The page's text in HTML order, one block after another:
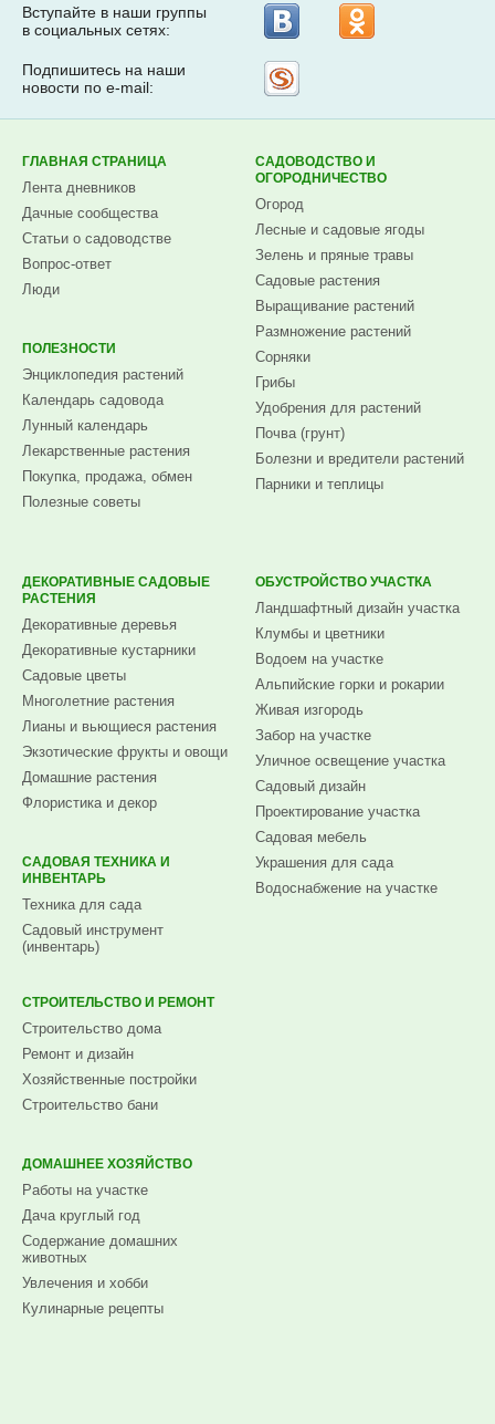
Вступайте в наши группы
в социальных сетях:
Подпишитесь на наши
новости по e-mail:
ГЛАВНАЯ СТРАНИЦА
Лента дневников
Дачные сообщества
Статьи о садоводстве
Вопрос-ответ
Люди
ПОЛЕЗНОСТИ
Энциклопедия растений
Календарь садовода
Лунный календарь
Лекарственные растения
Покупка, продажа, обмен
Полезные советы
САДОВОДСТВО И
ОГОРОДНИЧЕСТВО
Огород
Лесные и садовые ягоды
Зелень и пряные травы
Садовые растения
Выращивание растений
Размножение растений
Сорняки
Грибы
Удобрения для растений
Почва (грунт)
Болезни и вредители растений
Парники и теплицы
ДЕКОРАТИВНЫЕ САДОВЫЕ
РАСТЕНИЯ
Декоративные деревья
Декоративные кустарники
Садовые цветы
Многолетние растения
Лианы и вьющиеся растения
Экзотические фрукты и овощи
Домашние растения
Флористика и декор
САДОВАЯ ТЕХНИКА И
ИНВЕНТАРЬ
Техника для сада
Садовый инструмент
(инвентарь)
ОБУСТРОЙСТВО УЧАСТКА
Ландшафтный дизайн участка
Клумбы и цветники
Водоем на участке
Альпийские горки и рокарии
Живая изгородь
Забор на участке
Уличное освещение участка
Садовый дизайн
Проектирование участка
Садовая мебель
Украшения для сада
Водоснабжение на участке
СТРОИТЕЛЬСТВО И РЕМОНТ
Строительство дома
Ремонт и дизайн
Хозяйственные постройки
Строительство бани
ДОМАШНЕЕ ХОЗЯЙСТВО
Работы на участке
Дача круглый год
Содержание домашних
животных
Увлечения и хобби
Кулинарные рецепты